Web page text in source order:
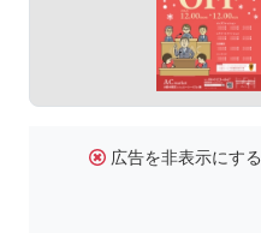
広告を非表示にする